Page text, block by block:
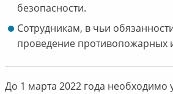
безопасности.
Сотрудникам, в чьи
проведение противопожарных
До 1 марта 2022 года необходимо